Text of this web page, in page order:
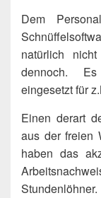
Dem
natürlich
dennoch.
eingesetzt für
Einen derart
aus der freien
haben das
Stundenlöhner.